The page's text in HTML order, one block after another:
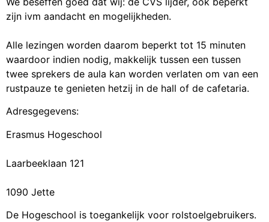
zijn ivm aandacht en mogelijkheden.
Alle lezingen worden daarom beperkt tot 15 minuten
waardoor indien nodig, makkelijk tussen een tussen
twee sprekers de aula kan worden verlaten om van een
rustpauze te genieten hetzij in de hall of de cafetaria.
Adresgegevens:
Erasmus Hogeschool
Laarbeeklaan 121
1090 Jette
De Hogeschool is toegankelijk voor rolstoelgebruikers.